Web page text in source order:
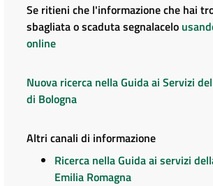
Se ritieni che l'informazione che hai
sbagliata o scaduta segnalacelo
online
Nuova ricerca nella Guida ai Servizi
di Bologna
Altri canali di informazione
Ricerca nella Guida ai servizi
Emilia Romagna